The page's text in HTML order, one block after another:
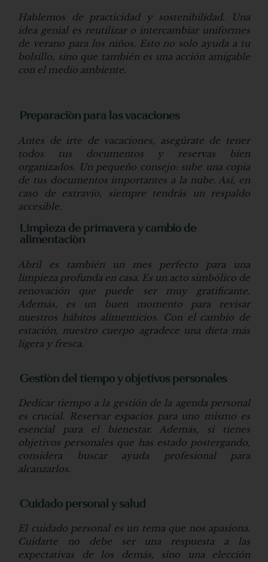
Hablemos de practicidad y sostenibilidad. Una
idea genial es reutilizar o intercambiar uniformes
de verano para los niños. Esto no solo ayuda a tu
bolsillo, sino que también es una acción amigable
con el medio ambiente.
Preparación para las vacaciones
Antes de irte de vacaciones, asegúrate de tener
todos tus documentos y reservas bien
organizados. Un pequeño consejo: sube una copia
de tus documentos importantes a la nube. Así, en
caso de extravío, siempre tendrás un respaldo
accesible.
Limpieza de primavera y cambio de
alimentación
Abril es también un mes perfecto para una
limpieza profunda en casa. Es un acto simbólico de
renovación que puede ser muy gratificante.
Además, es un buen momento para revisar
nuestros hábitos alimenticios. Con el cambio de
estación, nuestro cuerpo agradece una dieta más
ligera y fresca.
Gestión del tiempo y objetivos personales
Dedicar tiempo a la gestión de la agenda personal
es crucial. Reservar espacios para uno mismo es
esencial para el bienestar. Además, si tienes
objetivos personales que has estado postergando,
considera buscar ayuda profesional para
alcanzarlos.
Cuidado personal y salud
El cuidado personal es un tema que nos apasiona.
Cuidarte no debe ser una respuesta a las
expectativas de los demás, sino una elección